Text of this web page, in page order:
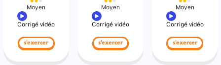
Moyen
Corrigé vidéo
s'exercer
Moyen
Corrigé vidéo
s'exercer
Moyen
Corrigé vidéo
s'exercer